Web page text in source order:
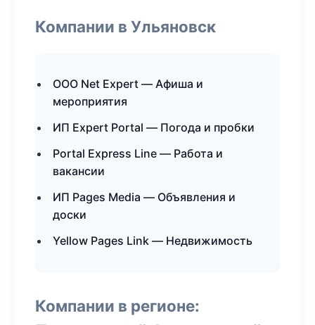
Компании в Ульяновск
ООО Net Expert — Афиша и
мероприятия
ИП Expert Portal — Погода и пробки
Portal Express Line — Работа и
вакансии
ИП Pages Media — Объявления и
доски
Yellow Pages Link — Недвижимость
Компании в регионе: